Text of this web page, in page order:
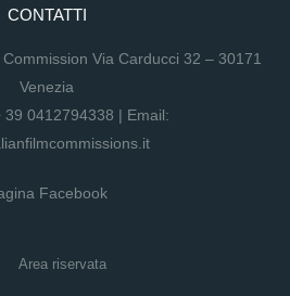
CONTATTI
Via Carducci 32 – 30171
Venezia
39 0412794338 | Email:
Facebook
Area riservata